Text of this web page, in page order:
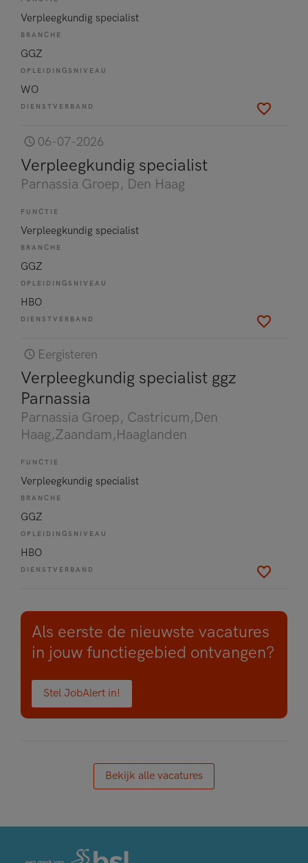
Verpleegkundig specialist
BRANCHE
GGZ
OPLEIDINGSNIVEAU
WO
DIENSTVERBAND
06-07-2026
Verpleegkundig specialist
Parnassia Groep, Den Haag
FUNCTIE
Verpleegkundig specialist
BRANCHE
GGZ
OPLEIDINGSNIVEAU
HBO
DIENSTVERBAND
Eergisteren
Verpleegkundig specialist ggz
Parnassia
Parnassia Groep, Castricum,Den
Haag,Zaandam,Haaglanden
FUNCTIE
Verpleegkundig specialist
BRANCHE
GGZ
OPLEIDINGSNIVEAU
HBO
DIENSTVERBAND
Als eerste de nieuwste vacatures
in jouw functiegebied ontvangen?
Stel JobAlert in!
Bekijk alle vacatures